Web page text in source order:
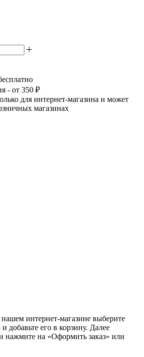
- от 350 ₽
для интернет-магазина и может
магазинах
интернет-магазине выберите
добавьте его в корзину. Далее
нажмите на «Оформить заказ» или